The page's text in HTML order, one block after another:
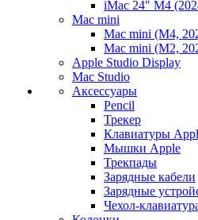
iMac 24" M4
Mac mini
Mac mini (M4,
Mac mini (M2,
Apple Studio Display
Mac Studio
Аксессуары
Pencil
Трекер
Клавиатуры
Мышки Apple
Трекпады
Зарядные кабели
Зарядные
Чехол-